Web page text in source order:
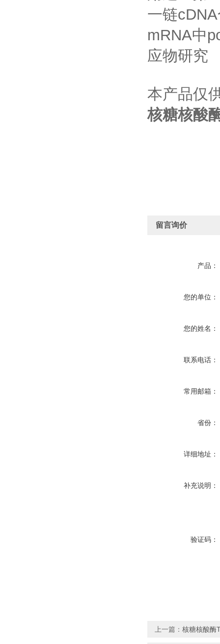
一链cDNA
mRNA中
应物研究
本产品仅
核糖核酸
留言询价
产品：
您的单位：
您的姓名：
联系电话：
常用邮箱：
省份：
详细地址：
补充说明：
验证码：
上一篇： 核糖核酸酶